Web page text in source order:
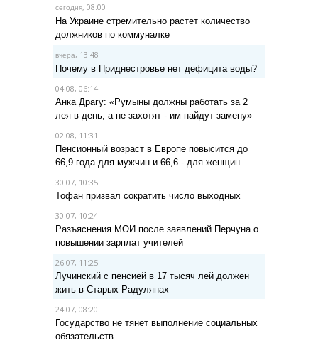
сегодня, 08:00
На Украине стремительно растет количество
должников по коммуналке
вчера, 13:48
Почему в Приднестровье нет дефицита воды?
04.08, 06:14
Анка Драгу: «Румыны должны работать за 2
лея в день, а не захотят - им найдут замену»
02.08, 11:31
Пенсионный возраст в Европе повысится до
66,9 года для мужчин и 66,6 - для женщин
30.07, 10:35
Тофан призвал сократить число выходных
30.07, 10:24
Разъяснения МОИ после заявлений Перчуна о
повышении зарплат учителей
26.07, 11:25
Лучинский с пенсией в 17 тысяч лей должен
жить в Старых Радулянах
24.07, 08:20
Государство не тянет выполнение социальных
обязательств